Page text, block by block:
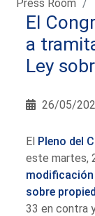
Press Room
El
a
Ley
26/05/
El Pleno del
este martes,
modificación
sobre
33 en contra